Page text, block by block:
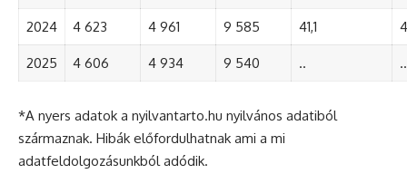
2024 4 623 4 961 9 585 41,1
2025 4 606 4 934 9 540 .. ..
*A nyers adatok a nyilvantarto.hu nyilvános adatiból
származnak. Hibák előfordulhatnak ami a mi
adatfeldolgozásunkból adódik.